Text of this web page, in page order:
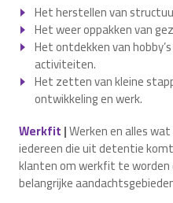
Het herstellen van
Het weer oppakken van
Het ontdekken van
activiteiten.
Het zetten van kleine
ontwikkeling en werk.
Werkfit|Werken en alles
iedereen die uit detentie
klanten om werkfit te worden
belangrijke